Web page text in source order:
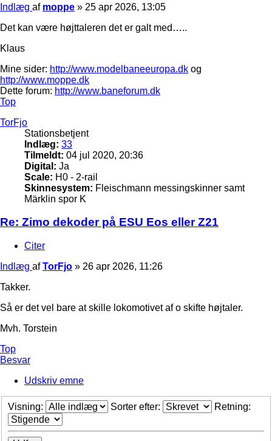
Indlæg af moppe » 25 apr 2026, 13:05
Det kan være højttaleren det er galt med…..
Klaus
Mine sider: http://www.modelbaneeuropa.dk og
http://www.moppe.dk
Dette forum: http://www.baneforum.dk
Top
TorFjo
Stationsbetjent
Indlæg: 33
Tilmeldt: 04 jul 2020, 20:36
Digital: Ja
Scale: H0 - 2-rail
Skinnesystem: Fleischmann messingskinner samt
Märklin spor K
Re: Zimo dekoder på ESU Eos eller Z21
Citer
Indlæg afTorFjo » 26 apr 2026, 11:26
Takker.
Så er det vel bare at skille lokomotivet af o skifte højtaler.
Mvh. Torstein
Top
Besvar
Udskriv emne
Visning: Sorter efter: Retning: